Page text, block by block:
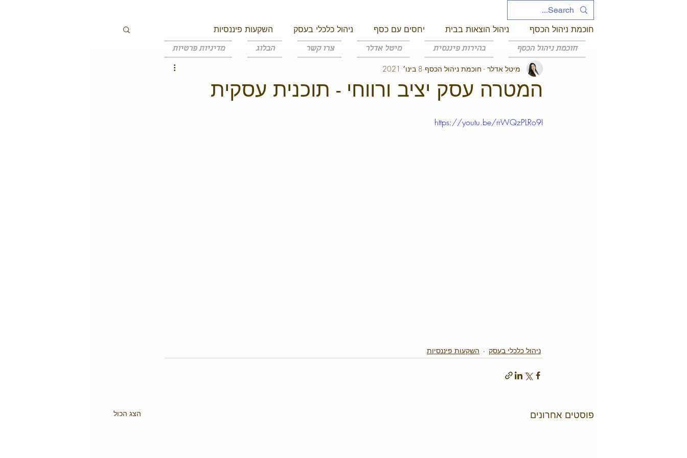
חוכמת ניהול הכסף ניהול הוצאות בבית יחסים עם כסף ניהול כלכלי בעסק השקעות פיננסיות
ניהול סיכונים כלכליים זהות יזמית
המטרה עסק יציב ורווחי - תוכנית עסקית
מיטל אדלר - חוכמת ניהול הכסף 8 בינו׳ 2021
https://youtu.be/rrWQzPLRo9I
ניהול כלכלי בעסק השקעות פיננסיות
פוסטים אחרונים הצג הכול
חוכמת ניהול הכסף בהירות פיננסית מיטל אדלר צרו קשר הבלוג מדיניות פרטיות